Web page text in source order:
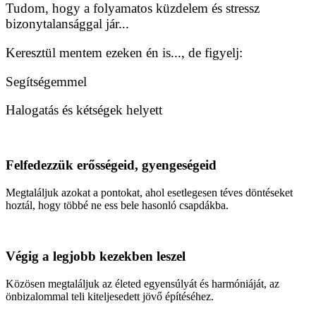
Tudom, hogy a folyamatos küzdelem és stressz
bizonytalansággal jár...
Keresztül mentem ezeken én is..., de figyelj:
Segítségemmel
Halogatás és kétségek helyett
Felfedezzük erősségeid, gyengeségeid
Megtaláljuk azokat a pontokat, ahol esetlegesen téves döntéseket
hoztál, hogy többé ne ess bele hasonló csapdákba.
Végig a legjobb kezekben leszel
Közösen megtaláljuk az életed egyensúlyát és harmóniáját, az
önbizalommal teli kiteljesedett jövő építéséhez.